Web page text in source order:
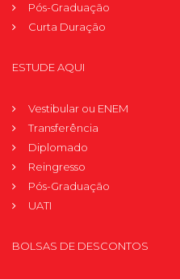
Pós-Graduação
Curta Duração
ESTUDE AQUI
Vestibular ou ENEM
Transferência
Diplomado
Reingresso
Pós-Graduação
UATI
BOLSAS DE DESCONTOS